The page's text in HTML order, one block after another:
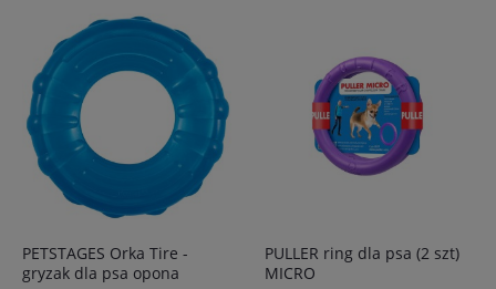
PETSTAGES Orka Tire -
gryzak dla psa opona
PULLER ring dla psa (2 szt)
MICRO